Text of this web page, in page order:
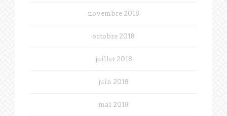
novembre 2018
octobre 2018
juillet 2018
juin 2018
mai 2018